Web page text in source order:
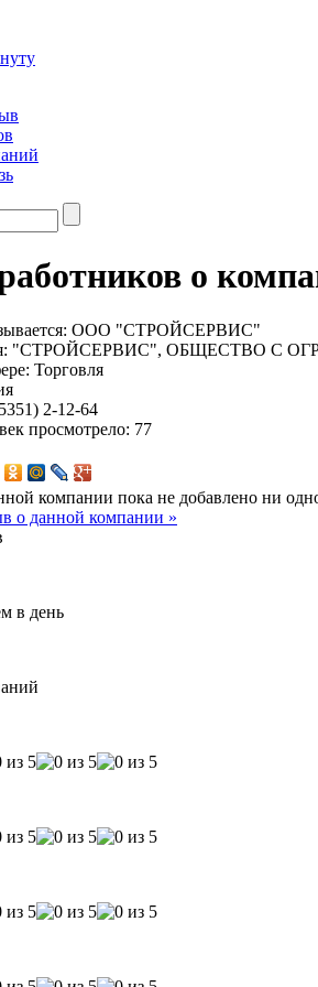
о
ООО "СТРОЙСЕРВИС"
"СТРОЙСЕРВИС", ОБЩЕСТВО С
Торговля
2-12-64
просмотрело: 77
компании пока не добавлено ни
о данной компании »
в день